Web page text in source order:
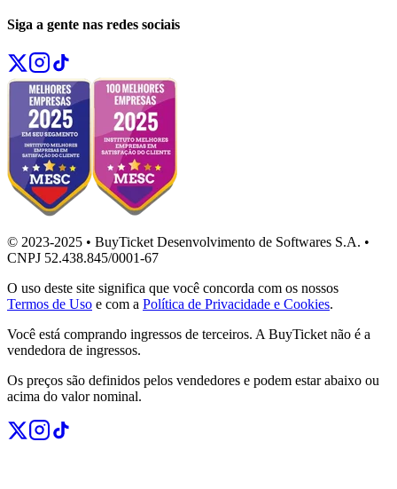
Siga a gente nas redes sociais
© 2023-2025 • BuyTicket Desenvolvimento de Softwares S.A. •
CNPJ 52.438.845/0001-67
O uso deste site significa que você concorda com os nossos
Termos de Uso e com a Política de Privacidade e Cookies.
Você está comprando ingressos de terceiros. A BuyTicket não é a
vendedora de ingressos.
Os preços são definidos pelos vendedores e podem estar abaixo ou
acima do valor nominal.